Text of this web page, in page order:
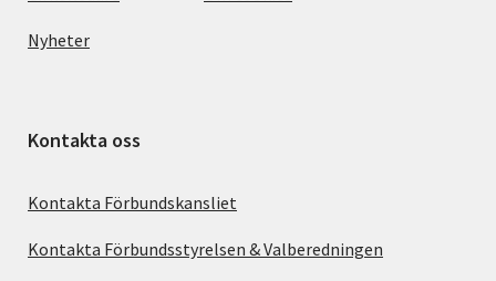
Nyheter
Kontakta oss
Kontakta Förbundskansliet
Kontakta Förbundsstyrelsen & Valberedningen